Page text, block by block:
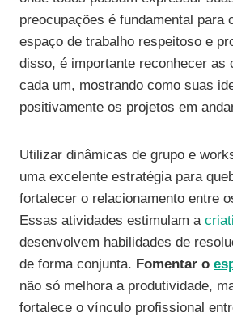
preocupações é fundamental para
espaço de trabalho respeitoso e
disso, é importante reconhecer as
cada um, mostrando como suas
positivamente os projetos em
Utilizar dinâmicas de grupo e
uma excelente estratégia para
fortalecer o relacionamento entre
Essas atividades estimulam a
desenvolvem habilidades de
de forma conjunta. Fomentar o
não só melhora a produtividade,
fortalece o vínculo profissional